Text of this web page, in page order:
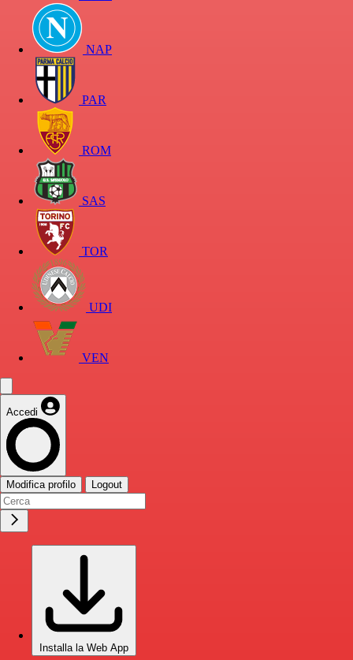
NAP
PAR
ROM
SAS
TOR
UDI
VEN
Accedi
Modifica profilo Logout
Installa la Web App